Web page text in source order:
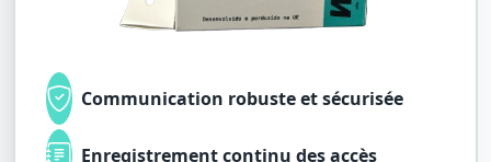
Communication robuste et sécurisée
Enregistrement continu des accès